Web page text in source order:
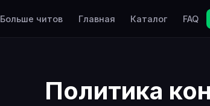
Больше читов Главная Каталог FAQ
Политика